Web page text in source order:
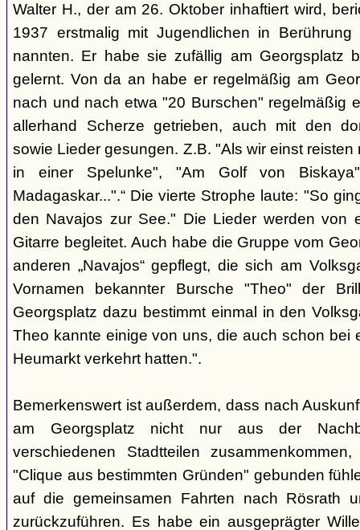
Walter H., der am 26. Oktober inhaftiert wird,
1937 erstmalig mit Jugendlichen in
nannten. Er habe sie zufällig am Georgsplatz
gelernt. Von da an habe er regelmäßig am
nach und nach etwa "20 Burschen" regelmäßig
allerhand Scherze getrieben, auch mit den
sowie Lieder gesungen. Z.B. "Als wir einst
in einer Spelunke", "Am Golf von
Madagaskar...".“ Die vierte Strophe laute: "So
den Navajos zur See." Die Lieder werden von
Gitarre begleitet. Auch habe die Gruppe vom
anderen „Navajos“ gepflegt, die sich am
Vornamen bekannter Bursche "Theo" der
Georgsplatz dazu bestimmt einmal in den
Theo kannte einige von uns, die auch schon bei
Heumarkt verkehrt hatten.".
Bemerkenswert ist außerdem, dass nach
am Georgsplatz nicht nur aus der
verschiedenen Stadtteilen
"Clique aus bestimmten Gründen" gebunden
auf die gemeinsamen Fahrten nach Rösrath
zurückzuführen. Es habe ein ausgeprägter